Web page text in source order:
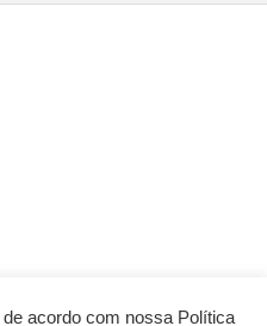
acordo com nossa Política